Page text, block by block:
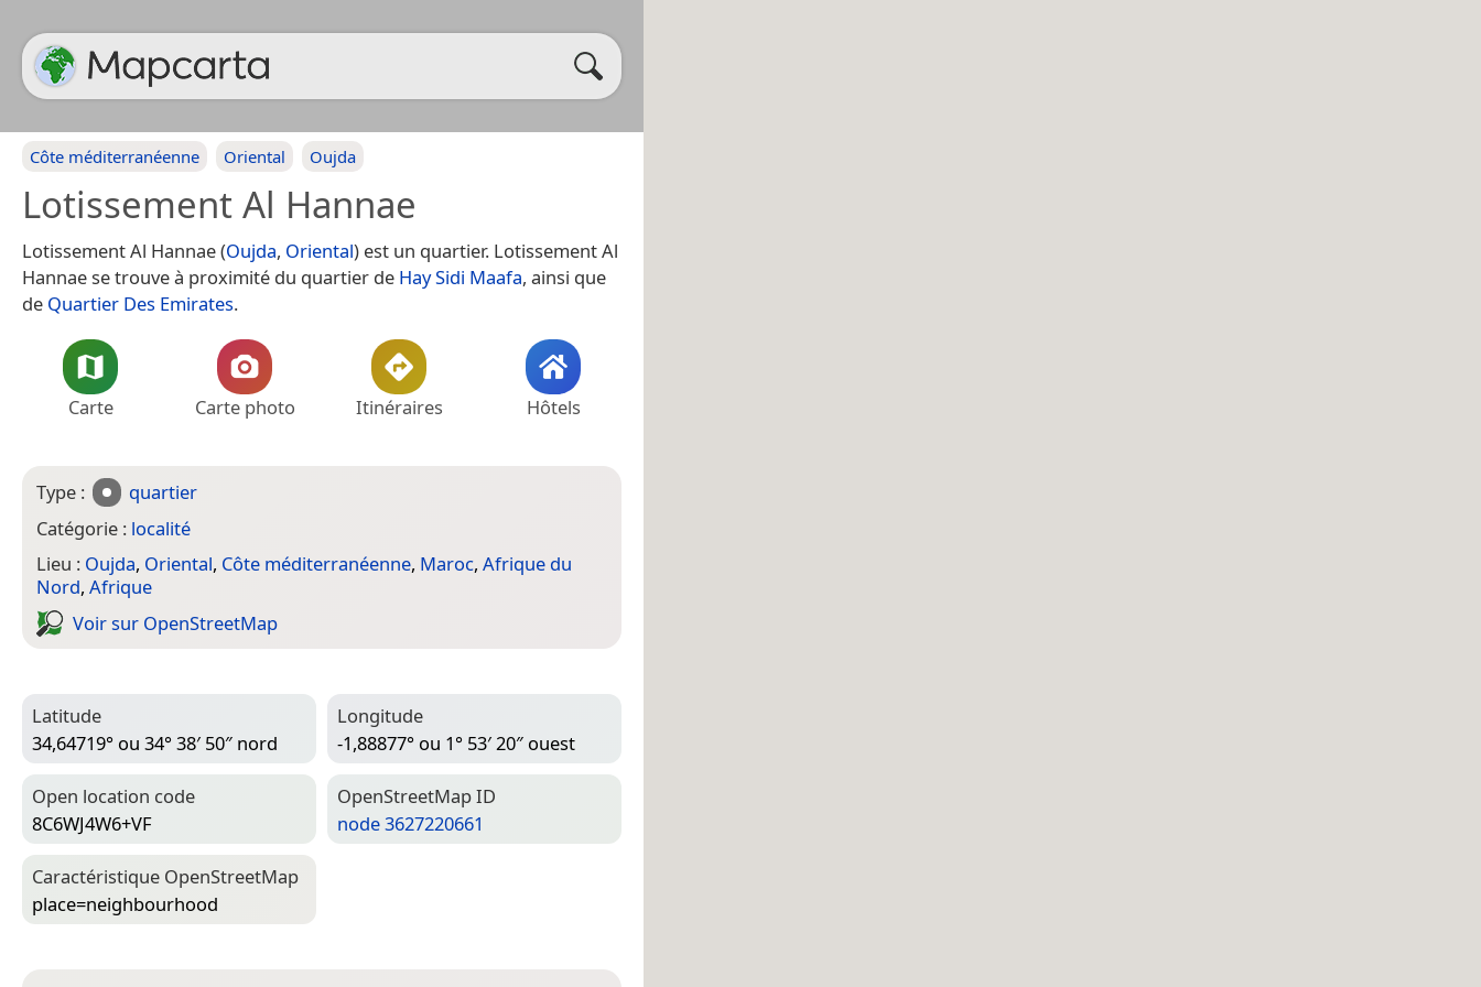
Côte méditerranéenne Oriental Oujda
Lotissement Al Hannae
Lotissement Al Hannae (Oujda, Oriental) est un quartier. Lotissement Al
Hannae se trouve à proximité du quartier de Hay Sidi Maafa, ainsi que
de Quartier Des Emirates.
Carte Carte photo Itinéraires Hôtels
Type :
quartier
Catégorie : localité
Lieu : Oujda, Oriental, Côte méditerranéenne, Maroc, Afrique du
Nord, Afrique
Voir sur Open­Street­Map
Latitude
34,64719° ou 34° 38′ 50″ nord
Longitude
-1,88877° ou 1° 53′ 20″ ouest
Open location code
8C6WJ4W6+VF
Open­Street­Map ID
node 3627220661
Caractéristique Open­Street­Map
place=­neighbourhood